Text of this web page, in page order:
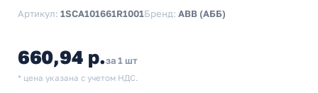
Артикул: 1SCA101661R1001Бренд: ABB (АББ)
660,94 р.за 1 шт
* цена указана с учетом НДС.